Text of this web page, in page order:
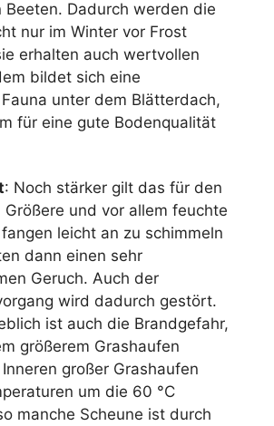
Beeten. Dadurch werden die
nur im Winter vor Frost
erhalten auch wertvollen
bildet sich eine
unter dem Blätterdach,
für eine gute Bodenqualität
: Noch stärker gilt das für den
Größere und vor allem feuchte
leicht an zu schimmeln
dann einen sehr
Geruch. Auch der
wird dadurch gestört.
ist auch die Brandgefahr,
größerem Grashaufen
großer Grashaufen
um die 60 °C
manche Scheune ist durch